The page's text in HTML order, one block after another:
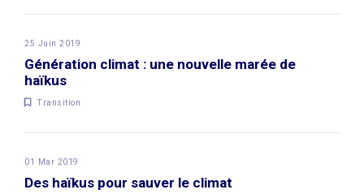
25 Juin 2019
Génération climat : une nouvelle marée de
haïkus
Transition
01 Mar 2019
Des haïkus pour sauver le climat